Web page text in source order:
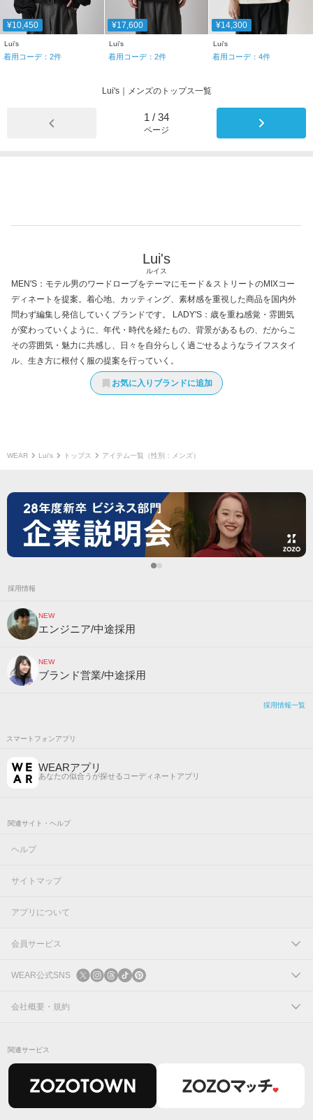
¥10,450
Lui's
着用コーデ： 2件
¥17,600
Lui's
着用コーデ： 2件
¥14,300
Lui's
着用コーデ：4件
Lui's｜メンズのトップス一覧
1 / 34
ページ
Lui's
ルイス
MEN'S：モテル男のワードローブをテーマにモード＆ストリートのMIXコー
ディネートを提案。着心地、カッティング、素材感を重視した商品を国内外
問わず編集し発信していくブランドです。 LADY'S：歳を重ね感覚・雰囲気
が変わっていくように、年代・時代を経たもの、背景があるもの、だからこ
その雰囲気・魅力に共感し、日々を自分らしく過ごせるようなライフスタイ
ル、生き方に根付く服の提案を行っていく。
お気に入りブランドに追加
WEAR Lui's トップス アイテム一覧（性別：メンズ）
採用情報
NEW
エンジニア/中途採用
NEW
ブランド営業/中途採用
採用情報一覧
スマートフォンアプリ
WEARアプリ
あなたの似合うが探せるコーディネートアプリ
関連サイト・ヘルプ
ヘルプ
サイトマップ
アプリについて
会員サービス
ログイン
新規会員登録
WEAR公式SNS
X
会社概要・規約
関連サービス